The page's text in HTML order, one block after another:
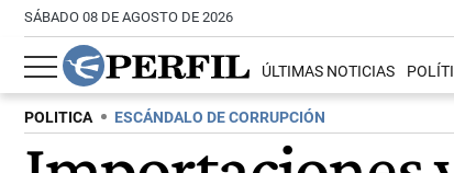
SÁBADO 08 DE AGOSTO DE 2026
ÚLTIMAS NOTICIAS
POLITICA ESCÁNDALO DE CORRUPCIÓN